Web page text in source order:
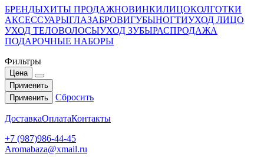
БРЕНДЫХИТЫ ПРОДАЖНОВИНКИЛИЦОКОЛГОТКИ
АКСЕССУАРЫГЛАЗАБРОВИГУБЫНОГТИУХОД ЛИЦО
УХОД ТЕЛОВОЛОСЫУХОД ЗУБЫРАСПРОДАЖА
ПОДАРОЧНЫЕ НАБОРЫ
Фильтры
Цена
Применить
Применить
Сбросить
ДоставкаОплатаКонтакты
+7 (987)986-44-45
Aromabaza@xmail.ru